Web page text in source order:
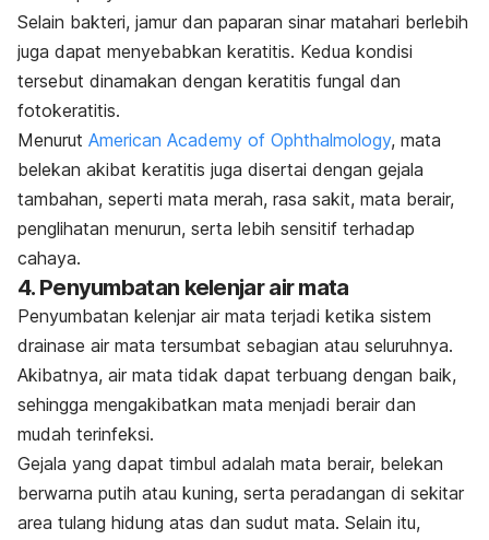
Selain bakteri, jamur dan paparan sinar matahari berlebih
juga dapat menyebabkan keratitis. Kedua kondisi
tersebut dinamakan dengan keratitis fungal dan
fotokeratitis.
Menurut American Academy of Ophthalmology, mata
belekan akibat keratitis juga disertai dengan gejala
tambahan, seperti mata merah, rasa sakit, mata berair,
penglihatan menurun, serta lebih sensitif terhadap
cahaya.
4. Penyumbatan kelenjar air mata
Penyumbatan kelenjar air mata terjadi ketika sistem
drainase air mata tersumbat sebagian atau seluruhnya.
Akibatnya, air mata tidak dapat terbuang dengan baik,
sehingga mengakibatkan mata menjadi berair dan
mudah terinfeksi.
Gejala yang dapat timbul adalah mata berair, belekan
berwarna putih atau kuning, serta peradangan di sekitar
area tulang hidung atas dan sudut mata. Selain itu,